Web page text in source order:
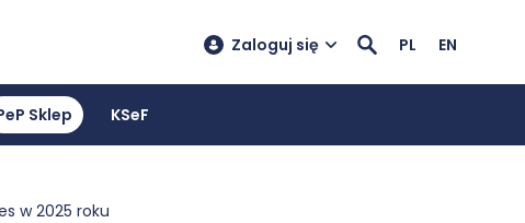
Zaloguj się PL EN
Sklep KSeF
w 2025 roku